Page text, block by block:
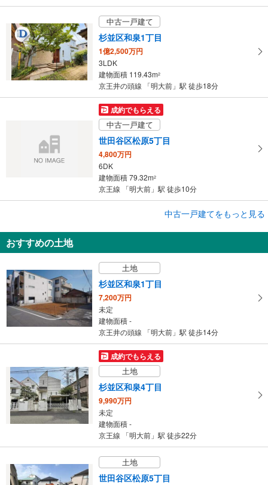
存
す
る
中古一戸建て
杉並区和泉1丁目
1億2,500万円
3LDK
建物面積 119.43m2
京王井の頭線 「明大前」駅 徒歩18分
成約でもらえる
中古一戸建て
世田谷区松原5丁目
4,800万円
6DK
建物面積 79.32m2
京王線 「明大前」駅 徒歩10分
3LDK＋S
建物面積 112.62m2
京王線 「明大前」駅 徒歩22分
中古一戸建てをもっと見る
おすすめの土地
土地
杉並区和泉1丁目
7,200万円
未定
建物面積 -
京王井の頭線 「明大前」駅 徒歩14分
成約でもらえる
土地
杉並区和泉4丁目
9,990万円
未定
建物面積 -
京王線 「明大前」駅 徒歩22分
土地
世田谷区松原5丁目